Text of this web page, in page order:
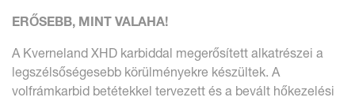
ERŐSEBB, MINT VALAHA!
A Kverneland XHD karbiddal megerősített alkatrészei a
legszélsőségesebb körülményekre készültek. A
volfrámkarbid betétekkel tervezett és a bevált hőkezelési